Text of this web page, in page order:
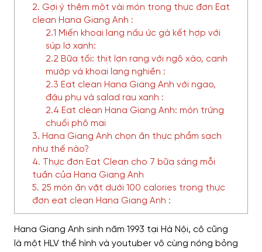
2. Gợi ý thêm một vài món trong thực đơn Eat
clean Hana Giang Anh :
2.1 Miến khoai lang nấu ức gà kết hợp với
súp lơ xanh:
2.2 Bữa tối: thịt lợn rang với ngô xào, canh
mướp và khoai lang nghiền :
2.3 Eat clean Hana Giang Anh với ngao,
đậu phụ và salad rau xanh :
2.4 Eat clean Hana Giang Anh: món trứng
chuối phô mai
3. Hana Giang Anh chọn ăn thực phẩm sạch
như thế nào?
4. Thực đơn Eat Clean cho 7 bữa sáng mỗi
tuần của Hana Giang Anh
5. 25 món ăn vặt dưới 100 calories trong thực
đơn eat clean Hana Giang Anh :
Hana Giang Anh sinh năm 1993 tại Hà Nội, cô cũng
là một HLV thể hình và youtuber vô cùng nóng bỏng